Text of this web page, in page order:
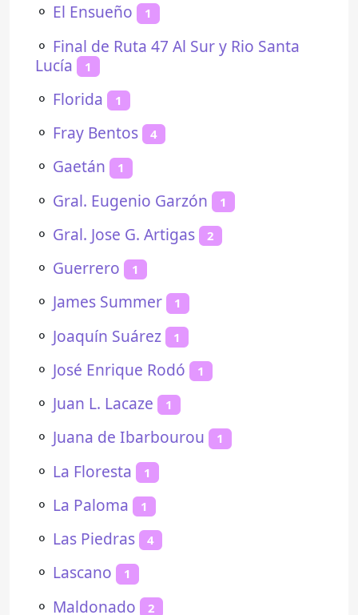
⚬ El Ensueño 1
⚬ Final de Ruta 47 Al Sur y Rio Santa
Lucía
1
⚬ Florida 1
⚬ Fray Bentos 4
⚬ Gaetán 1
⚬ Gral. Eugenio Garzón 1
⚬ Gral. Jose G. Artigas 2
⚬ Guerrero 1
⚬ James Summer 1
⚬ Joaquín Suárez 1
⚬ José Enrique Rodó 1
⚬ Juan L. Lacaze 1
⚬ Juana de Ibarbourou 1
⚬ La Floresta 1
⚬ La Paloma 1
⚬ Las Piedras 4
⚬ Lascano 1
⚬ Maldonado 2